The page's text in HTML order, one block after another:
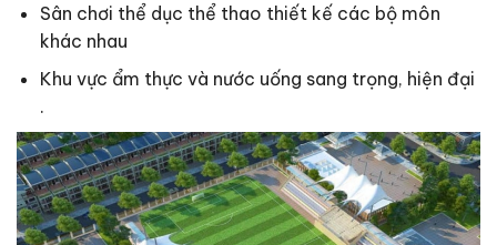
Sân chơi thể dục thể thao thiết kế các bộ môn
khác nhau
Khu vực ẩm thực và nước uống sang trọng, hiện đại
.